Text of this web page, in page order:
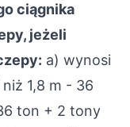
ciągnika
jeżeli
a) wynosi
1,8 m - 36
ton + 2 tony